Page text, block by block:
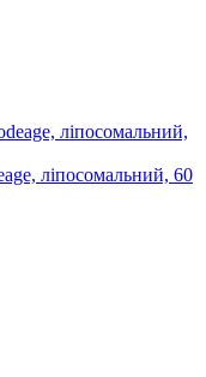
ліпосомальний, 60